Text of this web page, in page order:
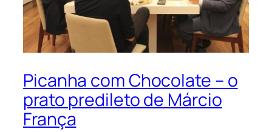
Picanha com Chocolate – o
prato predileto de Márcio
França